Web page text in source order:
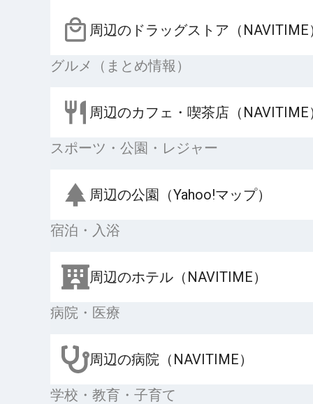
周辺のドラッグストア（NAVITIME
グルメ（まとめ情報）
周辺のカフェ・喫茶店（NAVITIME
スポーツ・公園・レジャー
周辺の公園（Yahoo!マップ）
宿泊・入浴
周辺のホテル（NAVITIME）
病院・医療
周辺の病院（NAVITIME）
学校・教育・子育て